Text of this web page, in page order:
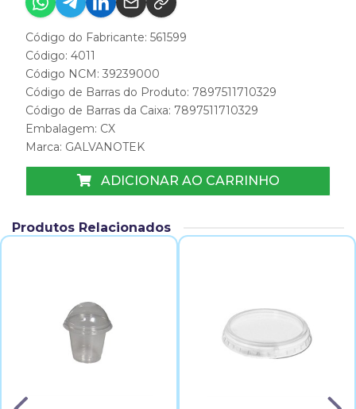
Código do Fabricante: 561599
Código: 4011
Código NCM: 39239000
Código de Barras do Produto: 7897511710329
Código de Barras da Caixa: 7897511710329
Embalagem: CX
Marca: GALVANOTEK
ADICIONAR AO CARRINHO
Produtos Relacionados